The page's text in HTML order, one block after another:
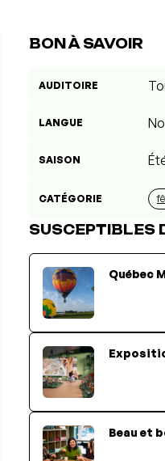
BON À SAVOIR
AUDITOIRE
LANGUE
SAISON
CATÉGORIE
SUSCEPTIBLES
Québec
Beau et